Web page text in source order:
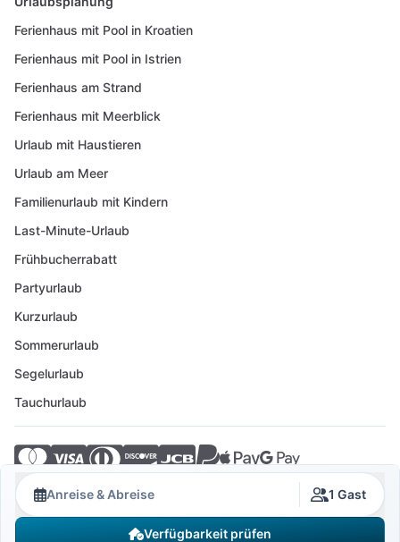
Anreise & Abreise 1 Gast
Verfügbarkeit prüfen
Ferienhaus mit Pool in Kroatien
Ferienhaus mit Pool in Istrien
Ferienhaus am Strand
Ferienhaus mit Meerblick
Urlaub mit Haustieren
Urlaub am Meer
Familienurlaub mit Kindern
Last-Minute-Urlaub
Frühbucherrabatt
Partyurlaub
Kurzurlaub
Sommerurlaub
Segelurlaub
Tauchurlaub
© 2026 Crovillas GmbH